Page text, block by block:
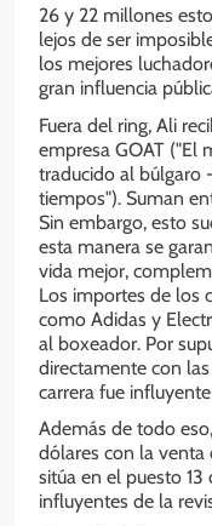
26 y 22 millones
lejos de ser
los mejores
gran influencia
Fuera del ring, Ali
empresa GOAT ("El
traducido al búlgaro
tiempos"). Suman
Sin embargo, esto
esta manera se
vida mejor,
Los importes de los
como Adidas y
al boxeador. Por
directamente con
carrera fue
Además de todo
dólares con la venta
sitúa en el puesto
influyentes de la